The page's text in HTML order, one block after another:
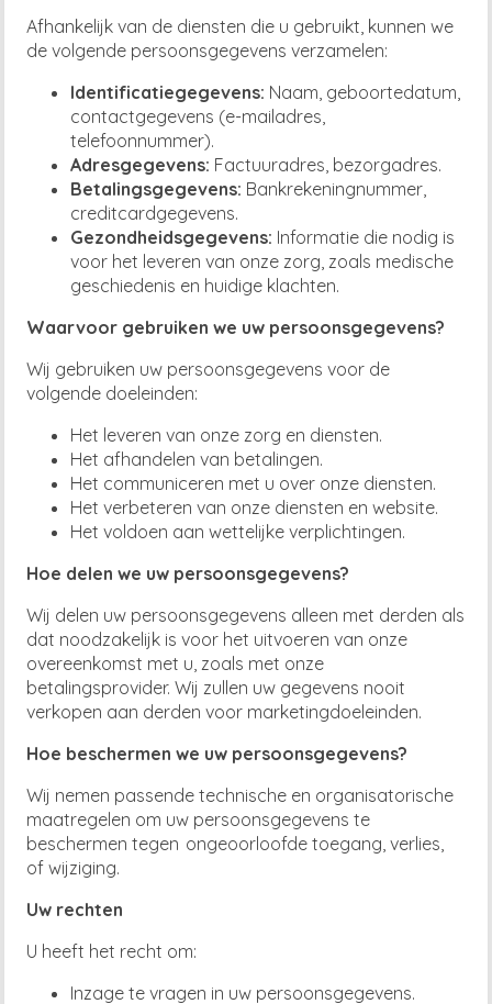
Afhankelijk van de diensten die u gebruikt, kunnen we
de volgende persoonsgegevens verzamelen:
Identificatiegegevens: Naam, geboortedatum,
contactgegevens (e-mailadres,
telefoonnummer).
Adresgegevens: Factuuradres, bezorgadres.
Betalingsgegevens: Bankrekeningnummer,
creditcardgegevens.
Gezondheidsgegevens: Informatie die nodig is
voor het leveren van onze zorg, zoals medische
geschiedenis en huidige klachten.
Waarvoor gebruiken we uw persoonsgegevens?
Wij gebruiken uw persoonsgegevens voor de
volgende doeleinden:
Het leveren van onze zorg en diensten.
Het afhandelen van betalingen.
Het communiceren met u over onze diensten.
Het verbeteren van onze diensten en website.
Het voldoen aan wettelijke verplichtingen.
Hoe delen we uw persoonsgegevens?
Wij delen uw persoonsgegevens alleen met derden als
dat noodzakelijk is voor het uitvoeren van onze
overeenkomst met u, zoals met onze
betalingsprovider. Wij zullen uw gegevens nooit
verkopen aan derden voor marketingdoeleinden.
Hoe beschermen we uw persoonsgegevens?
Wij nemen passende technische en organisatorische
maatregelen om uw persoonsgegevens te
beschermen tegen ongeoorloofde toegang, verlies,
of wijziging.
Uw rechten
U heeft het recht om:
Inzage te vragen in uw persoonsgegevens.